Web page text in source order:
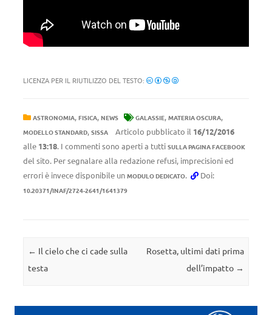
LICENZA PER IL RIUTILIZZO DEL TESTO:
ASTRONOMIA, FISICA, NEWS GALASSIE, MATERIA OSCURA,
MODELLO STANDARD, SISSA Articolo pubblicato il 16/12/2016
alle 13:18. I commenti sono aperti a tutti SULLA PAGINA FACEBOOK
del sito. Per segnalare alla redazione refusi, imprecisioni ed
errori è invece disponibile un MODULO DEDICATO. Doi:
10.20371/INAF/2724-2641/1641379
Navigazione articolo
← Il cielo che ci cade sulla
testa
Rosetta, ultimi dati prima
dell’impatto →